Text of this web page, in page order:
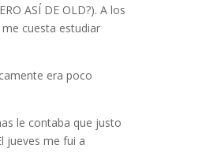
ASÍ DE OLD?). A los
cuesta estudiar
era poco
le contaba que justo
jueves me fui a